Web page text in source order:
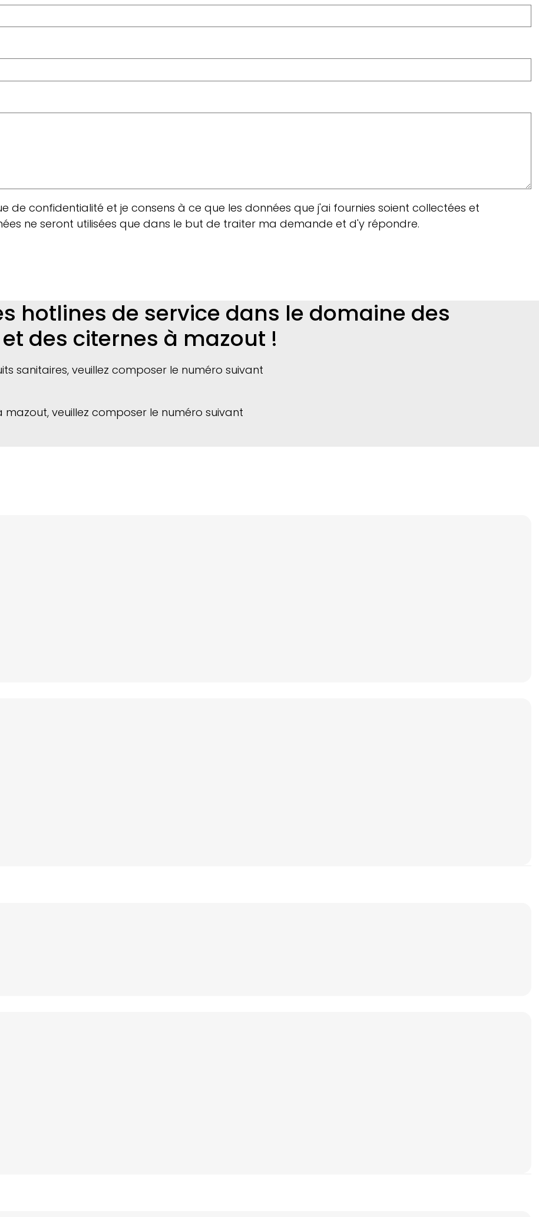
de confidentialité et je consens à ce que les données que j'ai fournies soient collectées et
ne seront utilisées que dans le but de traiter ma demande et d'y répondre.
hotlines de service dans le domaine des
des citernes à mazout !
sanitaires, veuillez composer le numéro suivant
veuillez composer le numéro suivant